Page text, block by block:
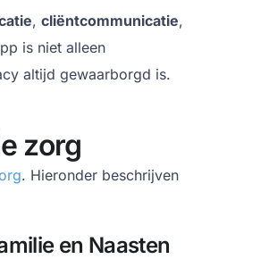
, cliëntcommunicatie,
is niet alleen
altijd gewaarborgd is.
zorg
. Hieronder beschrijven
en Naasten